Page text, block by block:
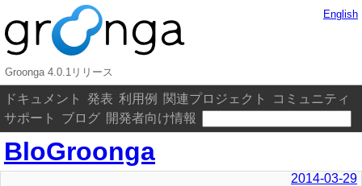
Groonga 4.0.1リリース
ドキュメント 発表 利用例 関連プロジェクト
コミュニティ
サポート
ブログ 開発者向け情報
English
BloGroonga
2014-03-29